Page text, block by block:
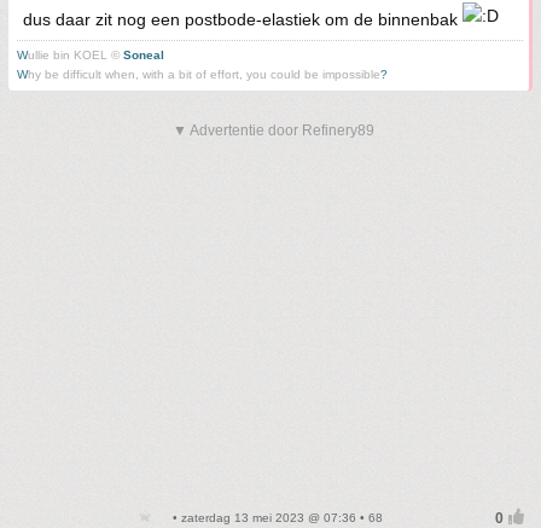
dus daar zit nog een postbode-elastiek om de binnenbak
Wullie bin KOEL © Soneal
Why be difficult when, with a bit of effort, you could be impossible?
▼ Advertentie door Refinery89
• zaterdag 13 mei 2023 @ 07:36 • 68